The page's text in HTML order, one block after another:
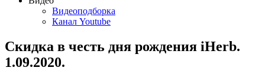
Видеоподборка
Канал Youtube
Скидка в честь дня рождения iHerb.
1.09.2020.